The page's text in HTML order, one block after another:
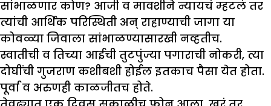
सांभाळणार कोण? आजी व मावशीने न्यायचं म्हटलं तर
त्यांची आर्थिक परिस्थिती अन् राहाण्याची जागा या
कोवळ्या जिवाला सांभाळण्यासारखी नव्हतीच.
स्वातीची व तिच्या आईची तुटपुंज्या पगाराची नोकरी, त्या
दोघींची गुजराण कशीबशी होईल इतकाच पैसा येत होता.
पूर्वा व अरुणही काळजीतच होते.